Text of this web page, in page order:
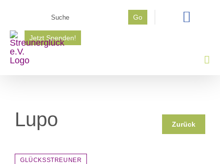
springen
Go
Jetzt Spenden!
Lupo Zurück
GLÜCKSSTREUNER